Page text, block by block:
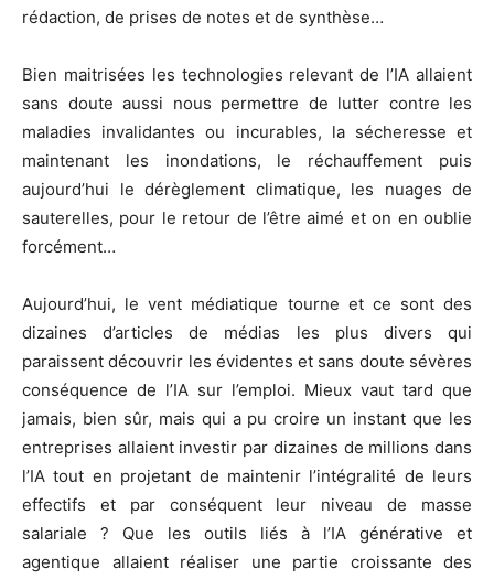
rédaction, de prises de notes et de synthèse…
Bien maitrisées les technologies relevant de l’IA allaient
sans doute aussi nous permettre de lutter contre les
maladies invalidantes ou incurables, la sécheresse et
maintenant les inondations, le réchauffement puis
aujourd’hui le dérèglement climatique, les nuages de
sauterelles, pour le retour de l’être aimé et on en oublie
forcément…
Aujourd’hui, le vent médiatique tourne et ce sont des
dizaines d’articles de médias les plus divers qui
paraissent découvrir les évidentes et sans doute sévères
conséquence de l’IA sur l’emploi. Mieux vaut tard que
jamais, bien sûr, mais qui a pu croire un instant que les
entreprises allaient investir par dizaines de millions dans
l’IA tout en projetant de maintenir l’intégralité de leurs
effectifs et par conséquent leur niveau de masse
salariale ? Que les outils liés à l’IA générative et
agentique allaient réaliser une partie croissante des